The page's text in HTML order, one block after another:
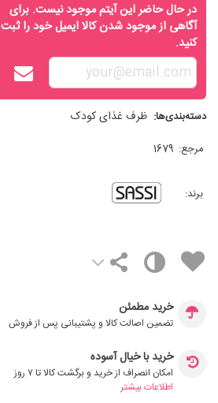
در حال حاضر این آیتم موجود نیست. برای
آگاهی از موجود شدن کالا ایمیل خود را ثبت
کنید.
دسته‌بندی‌ها: ظرف غذای کودک
مرجع: 1679
برند:
خرید مطمئن
تضمین اصالت کالا و پشتیبانی پس از فروش
خرید با خیال آسوده
امکان انصراف از خرید و برگشت کالا تا ۷ روز
اطلاعات بیشتر